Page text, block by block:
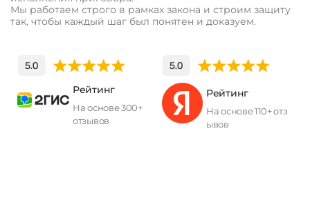
Мы работаем строго в рамках закона и строим защиту
так, чтобы каждый шаг был понятен и доказуем.
Рейтинг
На основе 300+
отзывов
Рейтинг
На основе 110+ отз
ывов